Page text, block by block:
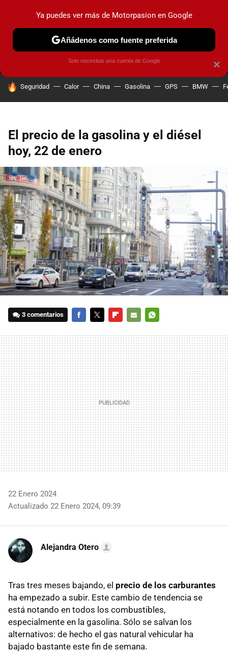
MENÚ NUEVO
COCHES ELÉCTRICOS OBSERVATORIO
HOY SE HABLA DE
Seguridad Calor China Gasolina GPS BMW
El precio de la gasolina y el diésel
hoy, 22 de enero
3 comentarios
MAIL
22 Enero 2024
Actualizado 22 Enero 2024, 09:39
Alejandra Otero
Tras tres meses bajando, el precio de los carburantes
ha empezado a subir. Este cambio de tendencia se
está notando en todos los combustibles,
especialmente en la gasolina. Sólo se salvan los
alternativos: de hecho el gas natural vehicular ha
bajado bastante este fin de semana.
×
Ya puedes ver más de Motorpasion en Google
Añádenos como fuente preferida
Solo necesitas una cuenta de Google